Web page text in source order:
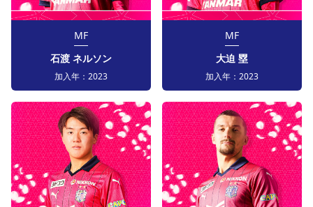
MF
石渡 ネルソン
加入年： 2023
MF
大迫 塁
加入年： 2023